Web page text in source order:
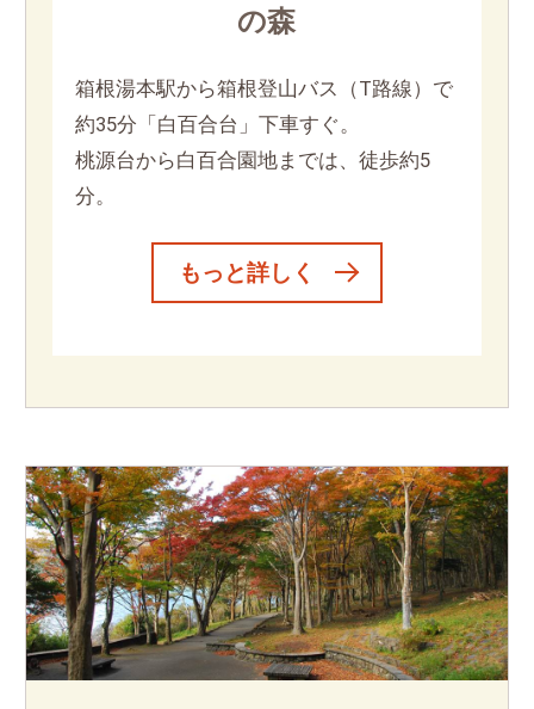
の森
箱根湯本駅から箱根登山バス（T路線）で
約35分「白百合台」下車すぐ。
桃源台から白百合園地までは、徒歩約5
分。
もっと詳しく